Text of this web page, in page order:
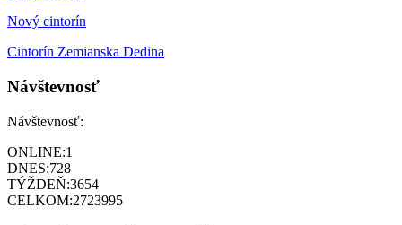
Nový cintorín
Cintorín Zemianska Dedina
Návštevnosť
Návštevnosť:
ONLINE:1
DNES:728
TÝŽDEŇ:3654
CELKOM:2723995